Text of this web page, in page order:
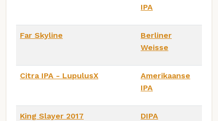
IPA
Far Skyline
Berliner
Weisse
Citra IPA - LupulusX
Amerikaanse
IPA
King Slayer 2017 DIPA